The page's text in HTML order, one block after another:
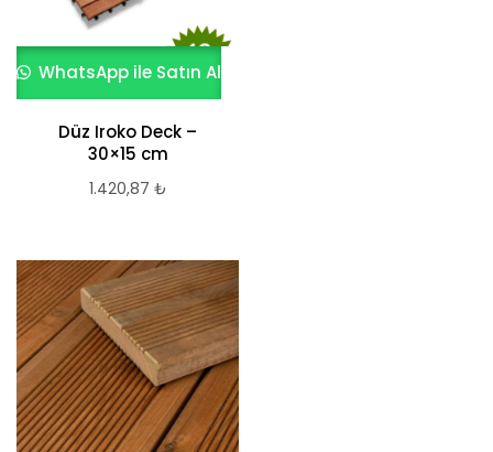
WhatsApp ile Satın Al
Düz Iroko Deck –
30×15 cm
1.420,87 ₺